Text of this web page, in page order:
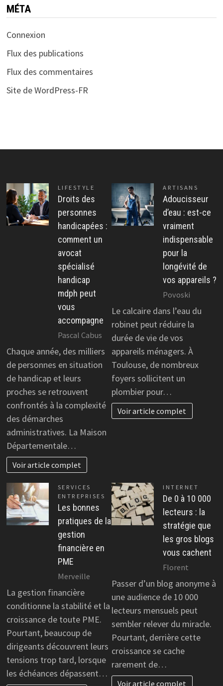
MÉTA
Connexion
Flux des publications
Flux des commentaires
Site de WordPress-FR
LIFESTYLE
Droits des
personnes
handicapées :
comment un
avocat
spécialisé
handicap
mdph peut
vous
accompagne
Pascal Cabus
Chaque année, des milliers
de personnes en situation
de handicap et leurs
proches se retrouvent
confrontés à la complexité
des démarches
administratives. La Maison
Départementale…
Voir article complet
ARTISANS
Adoucisseur
d’eau : est-ce
vraiment
indispensable
pour la
longévité de
vos appareils ?
Povoski
Le calcaire dans l’eau du
robinet peut réduire la
durée de vie de vos
appareils ménagers. À
Toulouse, de nombreux
foyers sollicitent un
plombier pour…
Voir article complet
SERVICES
ENTREPRISES
Les bonnes
pratiques de la
gestion
financière en
PME
Merveille
La gestion financière
conditionne la stabilité et la
croissance de toute PME.
Pourtant, beaucoup de
dirigeants découvrent leurs
tensions trop tard, lorsque
les échéances dépassent…
INTERNET
De 0 à 10 000
lecteurs : la
stratégie que
les gros blogs
vous cachent
Florent
Passer d’un blog anonyme à
une audience de 10 000
lecteurs mensuels peut
sembler relever du miracle.
Pourtant, derrière cette
croissance se cache
rarement de…
Voir article complet